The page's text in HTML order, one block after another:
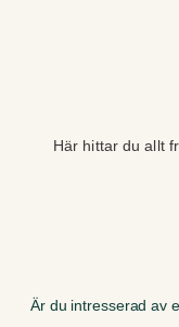
Här hittar du allt
Är du intresserad av